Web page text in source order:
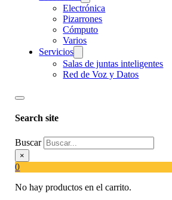
Electrónica
Pizarrones
Cómputo
Varios
Servicios
Salas de juntas inteligentes
Red de Voz y Datos
Search site
Buscar
×
0
No hay productos en el carrito.